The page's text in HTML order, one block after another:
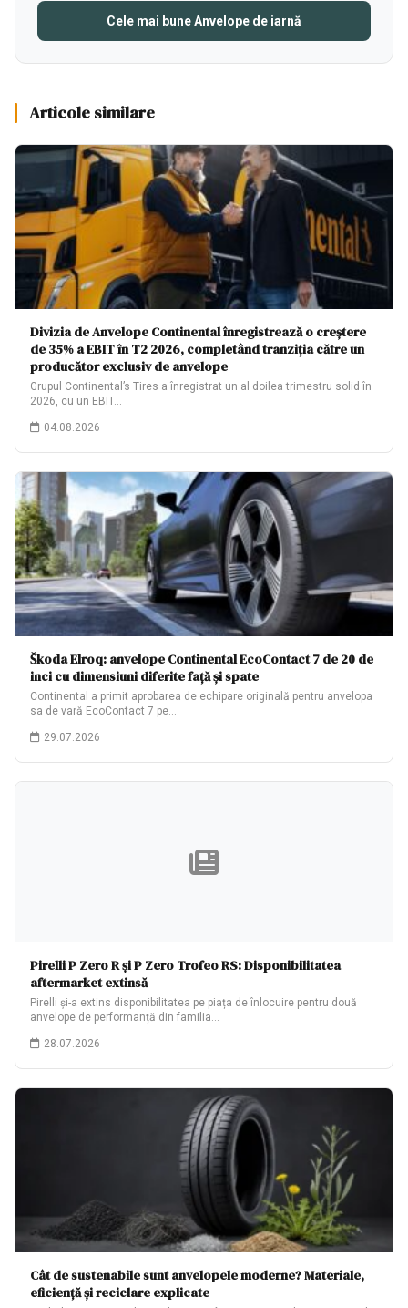
Cele mai bune Anvelope de iarnă
Articole similare
Divizia de Anvelope Continental înregistrează o creștere
de 35% a EBIT în T2 2026, completând tranziția către un
producător exclusiv de anvelope
Grupul Continental’s Tires a înregistrat un al doilea trimestru solid în
2026, cu un EBIT…
04.08.2026
Škoda Elroq: anvelope Continental EcoContact 7 de 20 de
inci cu dimensiuni diferite față și spate
Continental a primit aprobarea de echipare originală pentru anvelopa
sa de vară EcoContact 7 pe…
29.07.2026
Pirelli P Zero R și P Zero Trofeo RS: Disponibilitatea
aftermarket extinsă
Pirelli și-a extins disponibilitatea pe piața de înlocuire pentru două
anvelope de performanță din familia…
28.07.2026
Cât de sustenabile sunt anvelopele moderne? Materiale,
eficiență și reciclare explicate